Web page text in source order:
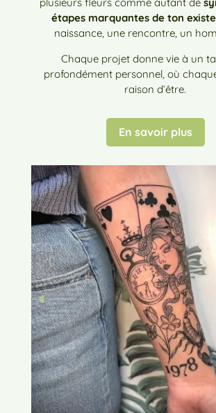
plusieurs fleurs comme autant de
étapes marquantes de ton
naissance, une rencontre, un
Chaque projet donne vie à un
profondément personnel, où
raison d’être.
En savoir plus